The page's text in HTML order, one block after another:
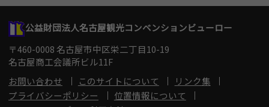
公益財団法人名古屋観光コンベンションビューロー
〒460-0008 名古屋市中区栄二丁目10-19
名古屋商工会議所ビル11F
お問い合わせ
このサイトについて
リンク集
プライバシーポリシー
位置情報について